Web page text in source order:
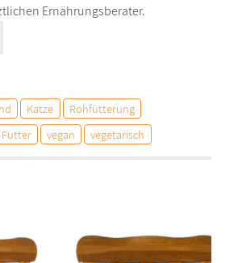
Ernährungsberater.
Katze
Rohfütterung
vegan vegetarisch